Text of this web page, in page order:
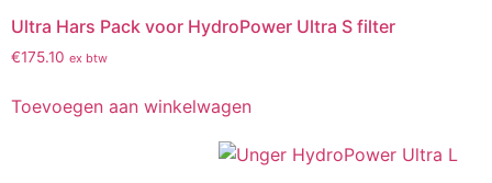
Ultra Hars Pack voor HydroPower Ultra S filter
€175.10 ex btw
Toevoegen aan winkelwagen